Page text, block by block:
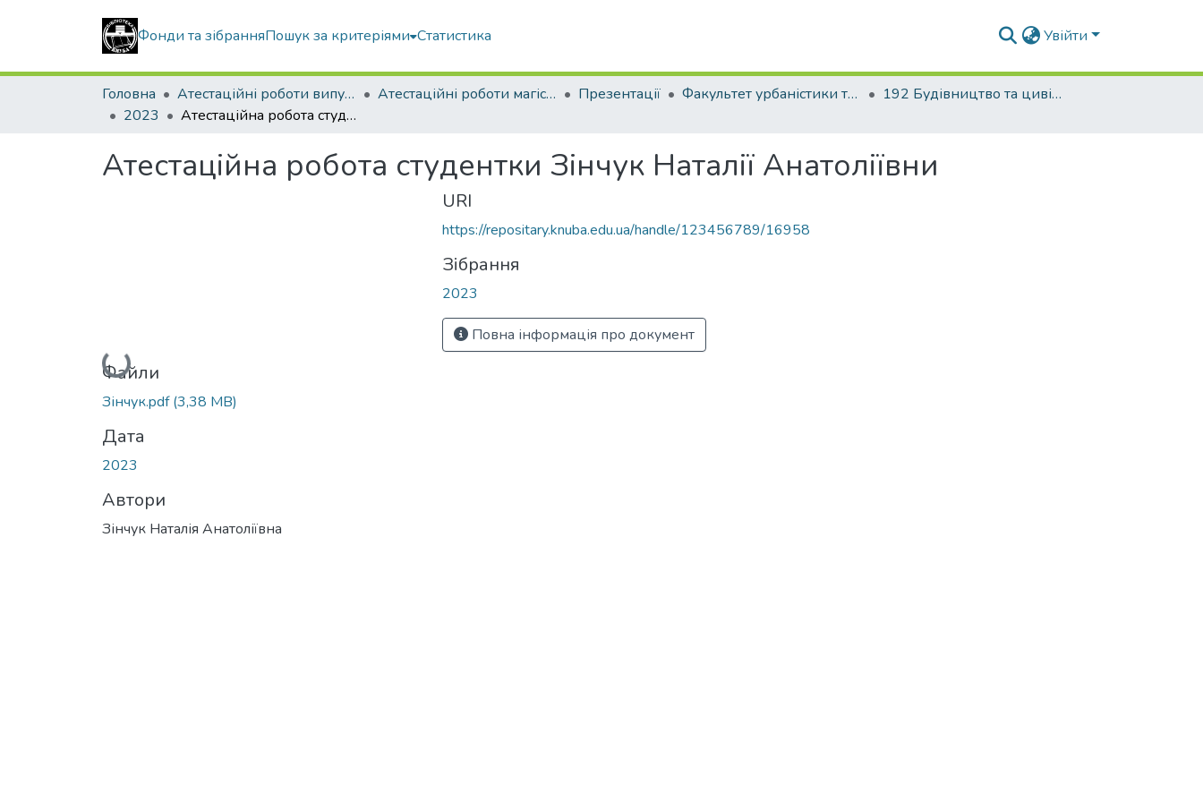
Фонди та зібранняПошук за критеріями Статистика Увійти
Головна Атестаційні роботи випускників Атестаційні роботи магістрів Презентації Факультет урбаністики та просторового планування
192 Будівництво та цивільна інженерія. Міське будівництво та господарство
2023
Атестаційна робота студентки Зінчук Наталії Анатоліївни
Атестаційна робота студентки Зінчук Наталії Анатоліївни
Вантажиться...
Файли
Зінчук.pdf(3,38 MB)
Дата
2023
Автори
Зінчук Наталія Анатоліївна
URI
https://repositary.knuba.edu.ua/handle/123456789/16958
Зібрання
2023
Повна інформація про документ